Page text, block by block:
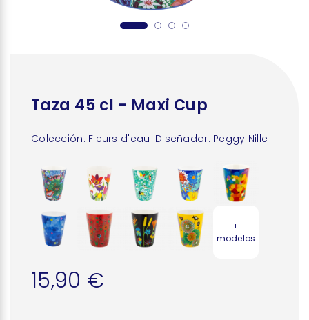
Taza 45 cl - Maxi Cup
Colección: Fleurs d'eau Diseñador: Peggy Nille
+
modelos
15,90 €